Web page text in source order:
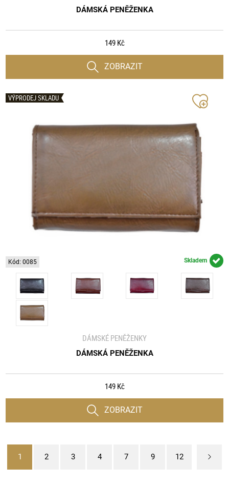
DÁMSKÁ PENĚŽENKA
149 Kč
ZOBRAZIT
VÝPRODEJ SKLADU
Kód: 0085 Skladem
DÁMSKÉ PENĚŽENKY
DÁMSKÁ PENĚŽENKA
149 Kč
ZOBRAZIT
1 2 3 4 7 9 12